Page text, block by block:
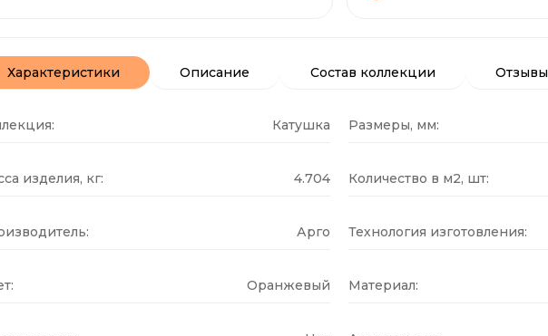
Характеристики Описание Состав коллекции Отзывы
Катушка Размеры, мм:
изделия, кг: 4.704 Количество в м2, шт:
Арго Технология изготовления:
Оранжевый Материал: